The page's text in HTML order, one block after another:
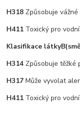
H318 Způsobuje
H411 Toxický pro
Klasifikace
H314 Způsobuje těžké
H317Může vyvolat
H411 Toxický pro